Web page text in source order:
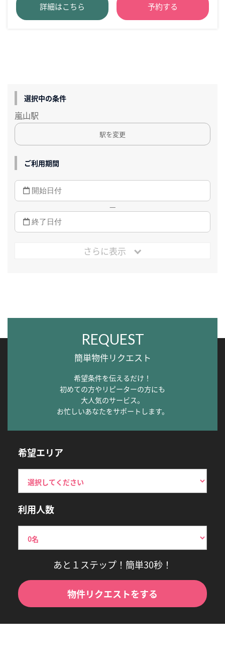
詳細はこちら 予約する
選択中の条件
嵐山駅
駅を変更
ご利用期間
—
さらに表示
REQUEST
簡単物件リクエスト
希望条件を伝えるだけ！
初めての方やリピーターの方にも
大人気のサービス。
お忙しいあなたをサポートします。
希望エリア
利用人数
あと１ステップ！簡単30秒！
物件リクエストをする